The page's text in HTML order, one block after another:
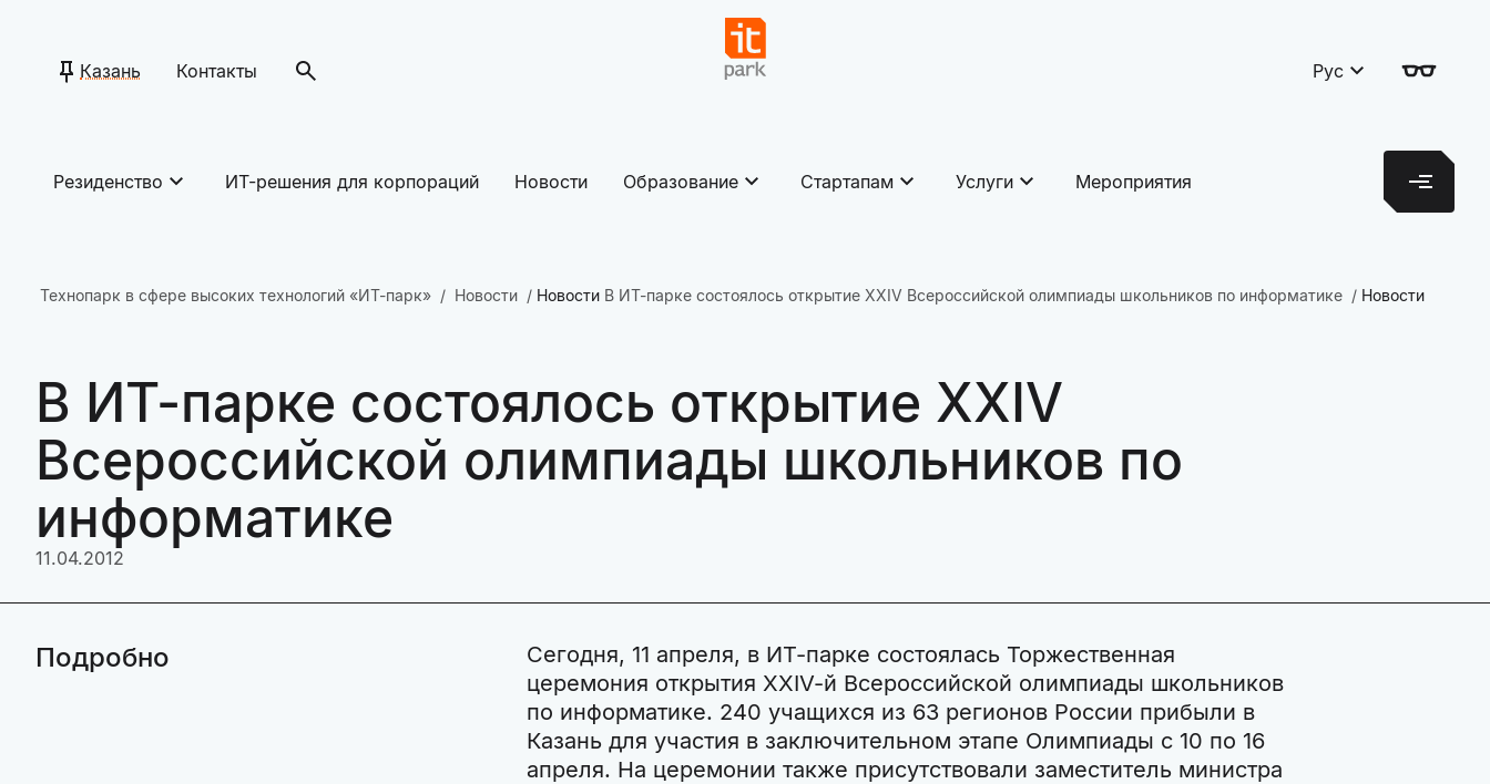
Казань Контакты Рус
Резиденство ИТ-решения для корпораций Новости Образование Стартапам Услуги Мероприятия
Технопарк в сфере высоких технологий «ИТ-парк» Новости Новости В ИТ-парке состоялось открытие XXIV Всероссийской олимпиады школьников по информатике Новости
В ИТ-парке состоялось открытие XXIV
Всероссийской олимпиады школьников по
информатике
11.04.2012
Подробно
Сегодня, 11 апреля, в ИТ-парке состоялась Торжественная
церемония открытия XXIV-й Всероссийской олимпиады школьников
по информатике. 240 учащихся из 63 регионов России прибыли в
Казань для участия в заключительном этапе Олимпиады с 10 по 16
апреля. На церемонии также присутствовали заместитель министра